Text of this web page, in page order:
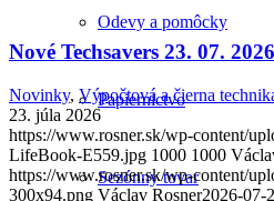
Odevy a pomôcky
Papiernictvo
Sezónny tovar
Nové Techsavers 23. 07. 2026
Novinky, Výpočtová a čierna
23. júla 2026
https://www.rosner.sk/wp-content/
LifeBook-E559.jpg 1000 1000
https://www.rosner.sk/wp-content/
300x94.png Václav Rosner2026-07-